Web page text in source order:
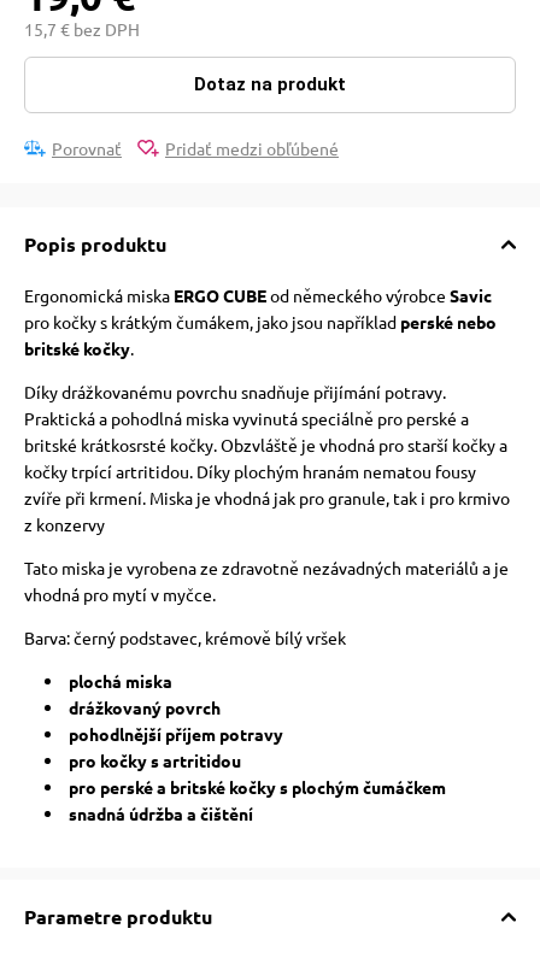
a ohlávky
so psom
poukazy
15,7 € bez DPH
Dotaz na produkt
Porovnať Pridať medzi obľúbené
Popis produktu
Ergonomická miska ERGO CUBEod německého výrobce Savic
pro kočky s krátkým čumákem, jako jsou například perské nebo
britské kočky.
Díky drážkovanému povrchu snadňuje přijímání potravy.
Praktická a pohodlná miska vyvinutá speciálně pro perské a
britské krátkosrsté kočky. Obzvláště je vhodná pro starší kočky a
kočky trpící artritidou. Díky plochým hranám nematou fousy
zvíře při krmení. Miska je vhodná jak pro granule, tak i pro krmivo
z konzervy
Tato miska je vyrobena ze zdravotně nezávadných materiálů a je
vhodná pro mytí v myčce.
Barva: černý podstavec, krémově bílý vršek
plochá miska
drážkovaný povrch
pohodlnější příjem potravy
pro kočky s artritidou
pro perské a britské kočky s plochým čumáčkem
snadná údržba a čištění
Parametre produktu